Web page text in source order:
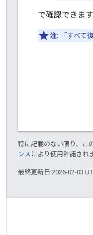
で確認できます
注: 「すべて
特に記載のない限り、こ
ンス により使用許諾され
最終更新日 2026-02-03